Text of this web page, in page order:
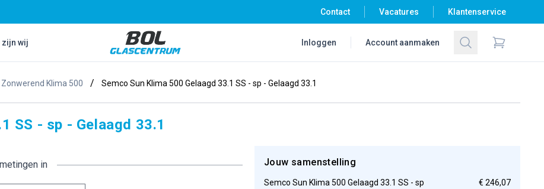
Contact Vacatures Klantenservice
zijn wij
Bol Glascentrum B.V.
Inloggen Account aanmaken Zoeken
Items in
Zonwerend Klima 500 / Semco Sun Klima 500 Gelaagd 33.1 SS - sp - Gelaagd 33.1
SS - sp - Gelaagd 33.1
in Jouw samenstelling
Semco Sun Klima 500 Gelaagd 33.1 SS - sp
€ 246,07